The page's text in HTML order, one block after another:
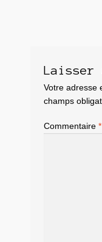
Laisser
Votre adresse
champs
Commentaire *